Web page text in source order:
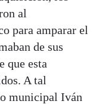
al
para amparar el
de sus
que esta
A tal
municipal Iván